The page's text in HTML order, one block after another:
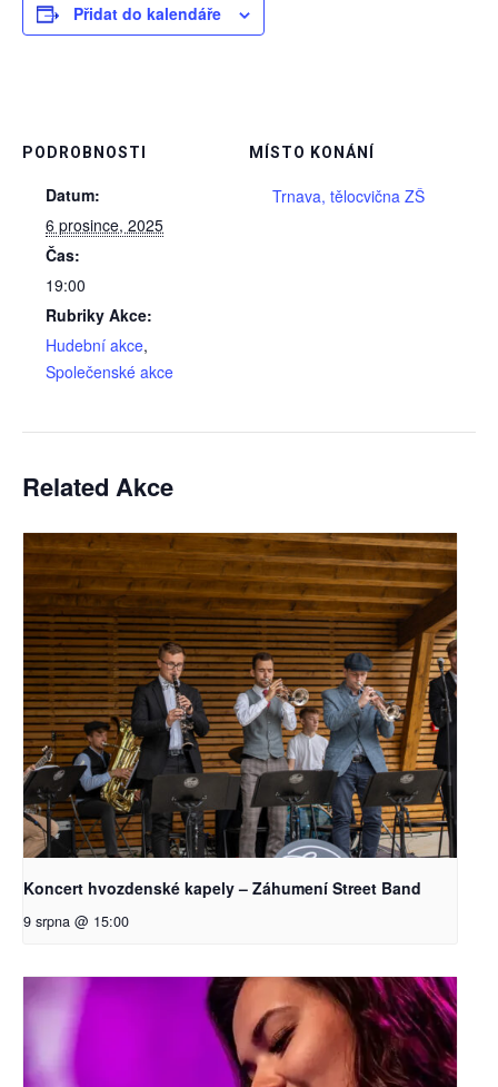
Přidat do kalendáře
PODROBNOSTI
Datum:
6 prosince, 2025
Čas:
19:00
Rubriky Akce:
Hudební akce,
Společenské akce
MÍSTO KONÁNÍ
Trnava, tělocvična ZŠ
Related Akce
Koncert hvozdenské kapely – Záhumení Street Band
9 srpna @ 15:00